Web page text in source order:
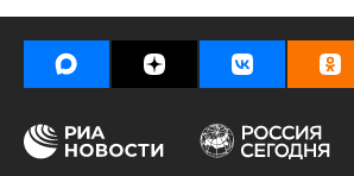
Наводнения в России — 2024
Омская область